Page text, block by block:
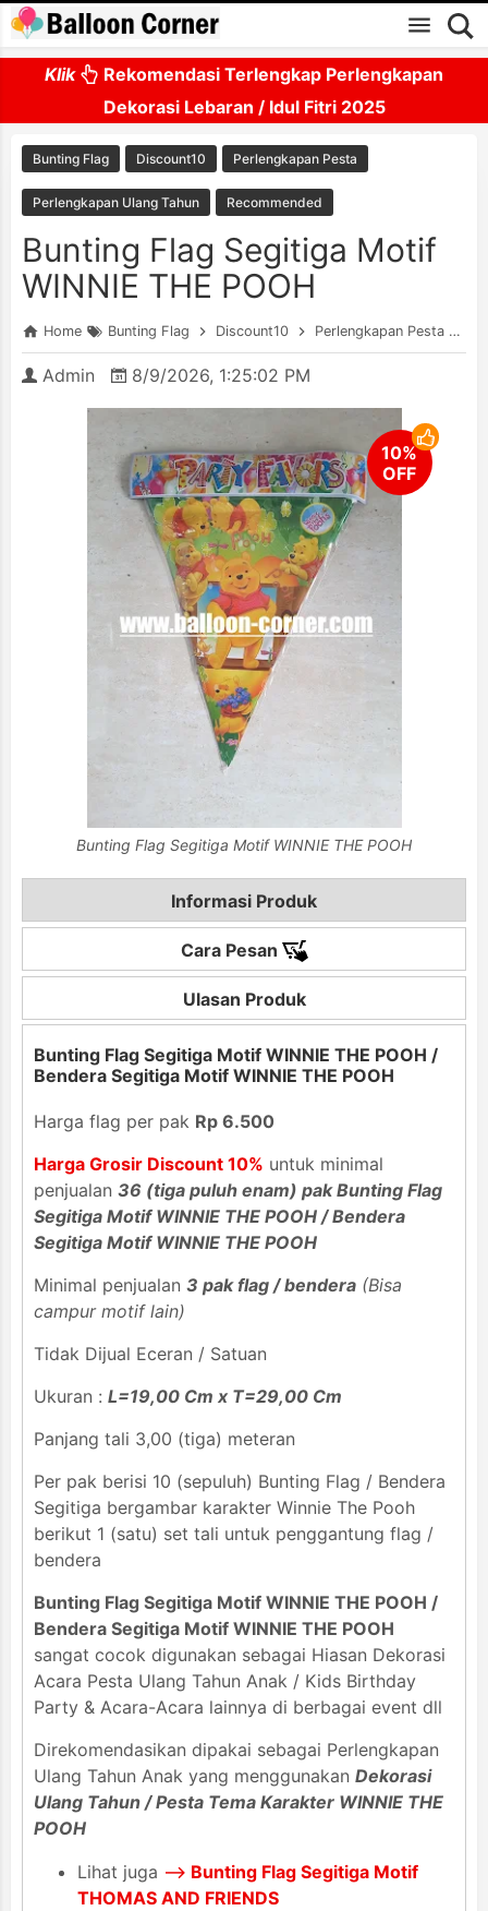
Skip to main content
Klik
Rekomendasi Terlengkap Perlengkapan
Dekorasi Lebaran / Idul Fitri 2025
Bunting Flag Discount10 Perlengkapan Pesta
Perlengkapan Ulang Tahun Recommended
Bunting Flag Segitiga Motif
WINNIE THE POOH
Home Bunting Flag Discount10 Perlengkapan Pesta
Admin 8/9/2026, 1:25:02 PM
Bunting Flag Segitiga Motif WINNIE THE POOH
Informasi Produk
Bunting Flag Segitiga Motif WINNIE THE POOH /
Bendera Segitiga Motif WINNIE THE POOH
Harga flag per pak Rp 6.500
Harga Grosir Discount 10% untuk minimal
penjualan 36 (tiga puluh enam) pak Bunting Flag
Segitiga Motif WINNIE THE POOH / Bendera
Segitiga Motif WINNIE THE POOH
Minimal penjualan 3 pak flag / bendera (Bisa
campur motif lain)
Tidak Dijual Eceran / Satuan
Ukuran : L=19,00 Cm x T=29,00 Cm
Panjang tali 3,00 (tiga) meteran
Per pak berisi 10 (sepuluh) Bunting Flag / Bendera
Segitiga bergambar karakter Winnie The Pooh
berikut 1 (satu) set tali untuk penggantung flag /
bendera
Bunting Flag Segitiga Motif WINNIE THE POOH /
Bendera Segitiga Motif WINNIE THE POOH
sangat cocok digunakan sebagai Hiasan Dekorasi
Acara Pesta Ulang Tahun Anak / Kids Birthday
Party & Acara-Acara lainnya di berbagai event dll
Direkomendasikan dipakai sebagai Perlengkapan
Ulang Tahun Anak yang menggunakan Dekorasi
Ulang Tahun / Pesta Tema Karakter WINNIE THE
POOH
Lihat juga --> Bunting Flag Segitiga Motif
THOMAS AND FRIENDS
Cara Pesan
Ulasan Produk